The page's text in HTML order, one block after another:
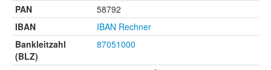
PAN
58792
IBAN
IBAN Rechner
Bankleitzahl
(BLZ)
87051000